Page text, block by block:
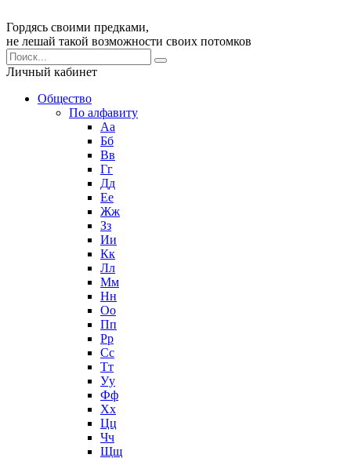
Гордясь своими предками,
не лешай такой возможности своих потомков
Личный кабинет
Общество
По алфавиту
Аа
Бб
Вв
Гг
Дд
Ее
Жж
Зз
Ии
Кк
Лл
Мм
Нн
Оо
Пп
Рр
Сс
Тт
Уу
Фф
Хх
Цц
Чч
Щщ